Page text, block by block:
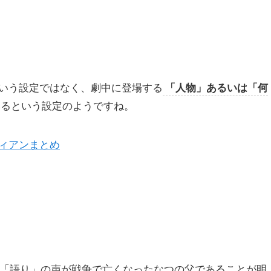
う設定ではなく、劇中に登場する
「人物」あるいは「何
という設定のようですね。
アンまとめ